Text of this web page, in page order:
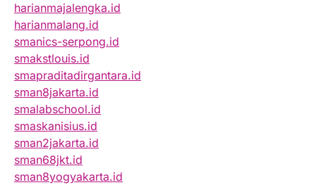
harianmajalengka.id
harianmalang.id
smanics-serpong.id
smakstlouis.id
smapraditadirgantara.id
sman8jakarta.id
smalabschool.id
smaskanisius.id
sman2jakarta.id
sman68jkt.id
sman8yogyakarta.id